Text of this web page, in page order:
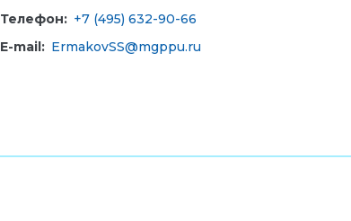
Телефон: +7 (495) 632-90-66
E-mail: ErmakovSS@mgppu.ru